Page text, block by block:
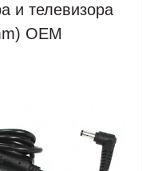
и телевизора
OEM